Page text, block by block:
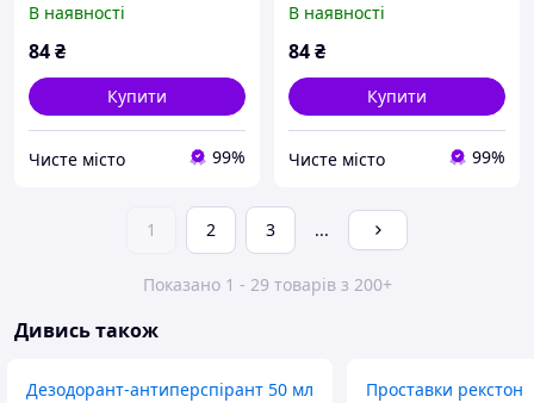
В наявності
84₴
Купити
Чисте місто 99%
В наявності
84₴
Купити
Чисте місто 99%
1 2 3 ...
Показано 1 - 29 товарів з 200+
Дивись також
Дезодорант-антиперспірант 50 мл Проставки рекстон